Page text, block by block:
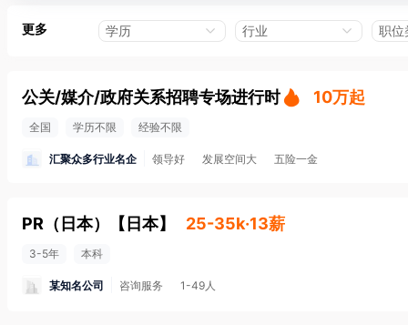
更多 学历 行业 职位
公关/媒介/政府关系招聘专场进行时 10万起
全国 学历不限 经验不限
汇聚众多行业名企 领导好 发展空间大 五险一金
PR（日本） 【 日本】 25-35k·13薪
3-5年 本科
某知名公司 咨询服务 1-49人